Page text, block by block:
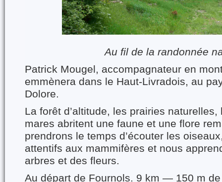
Au fil de la randonnée
Patrick Mougel, accompagnateur en
emmènera dans le Haut-Livradois, au
Dolore.
La forêt d’altitude, les prairies
mares abritent une faune et une flore
prendrons le temps d’écouter les
attentifs aux mammifères et nous
arbres et des fleurs.
Au départ de Fournols. 9 km — 150 m